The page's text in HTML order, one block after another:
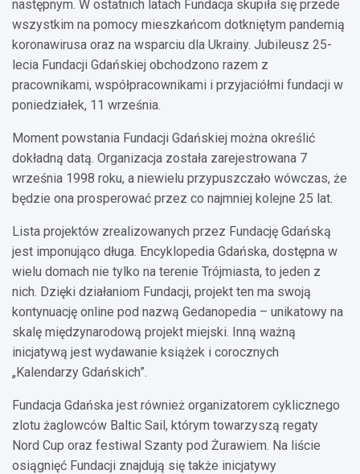
następnym. W ostatnich latach Fundacja skupiła się przede
wszystkim na pomocy mieszkańcom dotkniętym pandemią
koronawirusa oraz na wsparciu dla Ukrainy. Jubileusz 25-
lecia Fundacji Gdańskiej obchodzono razem z
pracownikami, współpracownikami i przyjaciółmi fundacji w
poniedziałek, 11 września.
Moment powstania Fundacji Gdańskiej można określić
dokładną datą. Organizacja została zarejestrowana 7
września 1998 roku, a niewielu przypuszczało wówczas, że
będzie ona prosperować przez co najmniej kolejne 25 lat.
Lista projektów zrealizowanych przez Fundację Gdańską
jest imponująco długa. Encyklopedia Gdańska, dostępna w
wielu domach nie tylko na terenie Trójmiasta, to jeden z
nich. Dzięki działaniom Fundacji, projekt ten ma swoją
kontynuację online pod nazwą Gedanopedia – unikatowy na
skalę międzynarodową projekt miejski. Inną ważną
inicjatywą jest wydawanie książek i corocznych
„Kalendarzy Gdańskich”.
Fundacja Gdańska jest również organizatorem cyklicznego
zlotu żaglowców Baltic Sail, którym towarzyszą regaty
Nord Cup oraz festiwal Szanty pod Żurawiem. Na liście
osiągnięć Fundacji znajdują się także inicjatywy